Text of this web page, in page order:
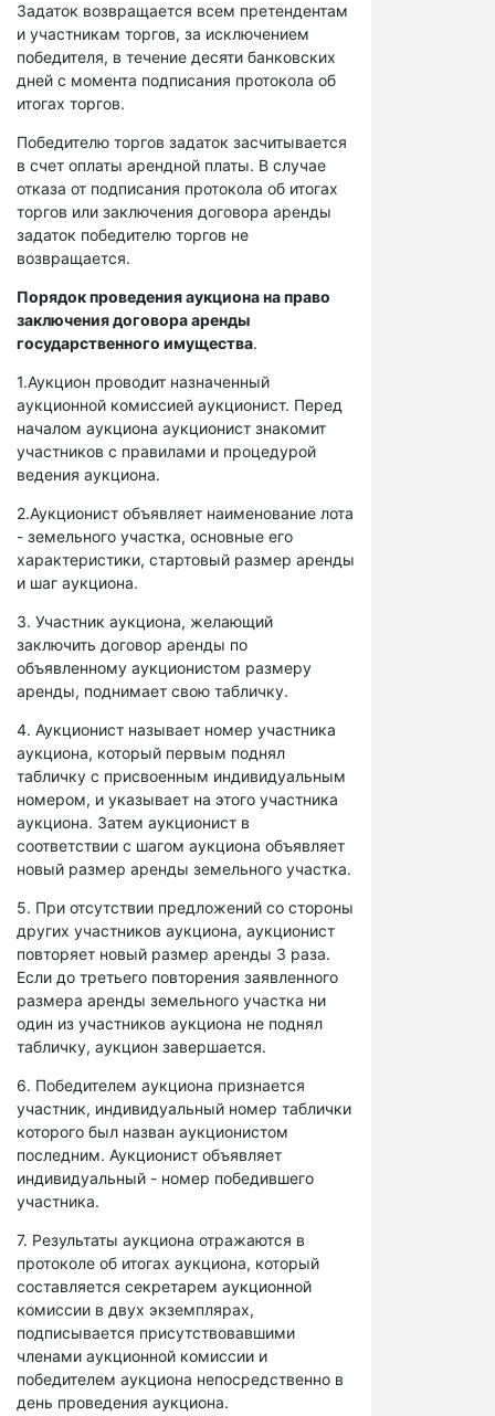
Задаток возвращается всем претендентам
и участникам торгов, за исключением
победителя, в течение десяти банковских
дней с момента подписания протокола об
итогах торгов.
Победителю торгов задаток засчитывается
в счет оплаты арендной платы. В случае
отказа от подписания протокола об итогах
торгов или заключения договора аренды
задаток победителю торгов не
возвращается.
Порядок проведения аукциона на право
заключения договора аренды
государственного имущества.
1.Аукцион проводит назначенный
аукционной комиссией аукционист. Перед
началом аукциона аукционист знакомит
участников с правилами и процедурой
ведения аукциона.
2.Аукционист объявляет наименование лота
- земельного участка, основные его
характеристики, стартовый размер аренды
и шаг аукциона.
3. Участник аукциона, желающий
заключить договор аренды по
объявленному аукционистом размеру
аренды, поднимает свою табличку.
4. Аукционист называет номер участника
аукциона, который первым поднял
табличку с присвоенным индивидуальным
номером, и указывает на этого участника
аукциона. Затем аукционист в
соответствии с шагом аукциона объявляет
новый размер аренды земельного участка.
5. При отсутствии предложений со стороны
других участников аукциона, аукционист
повторяет новый размер аренды 3 раза.
Если до третьего повторения заявленного
размера аренды земельного участка ни
один из участников аукциона не поднял
табличку, аукцион завершается.
6. Победителем аукциона признается
участник, индивидуальный номер таблички
которого был назван аукционистом
последним. Аукционист объявляет
индивидуальный - номер победившего
участника.
7. Результаты аукциона отражаются в
протоколе об итогах аукциона, который
составляется секретарем аукционной
комиссии в двух экземплярах,
подписывается присутствовавшими
членами аукционной комиссии и
победителем аукциона непосредственно в
день проведения аукциона.